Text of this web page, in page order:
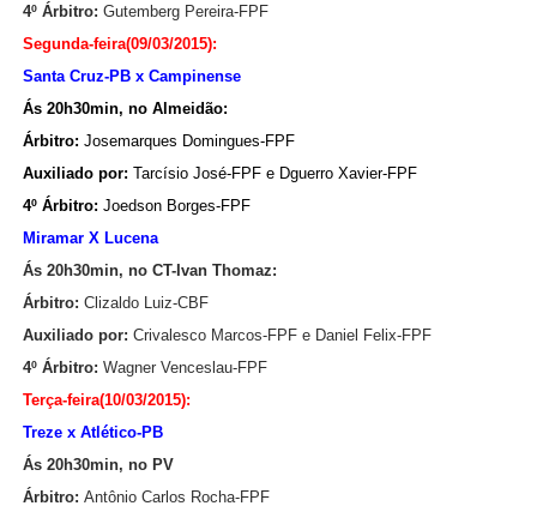
4º Árbitro: Gutemberg Pereira-FPF
Segunda-feira(09/03/2015):
Santa Cruz-PB x Campinense
Ás 20h30min, no Almeidão:
Árbitro: Josemarques Domingues-FPF
Auxiliado por: Tarcísio José-FPF e Dguerro Xavier-FPF
4º Árbitro: Joedson Borges-FPF
Miramar X Lucena
Ás 20h30min, no CT-Ivan Thomaz:
Árbitro: Clizaldo Luiz-CBF
Auxiliado por: Crivalesco Marcos-FPF e Daniel Felix-FPF
4º Árbitro: Wagner Venceslau-FPF
Terça-feira(10/03/2015):
Treze x Atlético-PB
Ás 20h30min, no PV
Árbitro: Antônio Carlos Rocha-FPF